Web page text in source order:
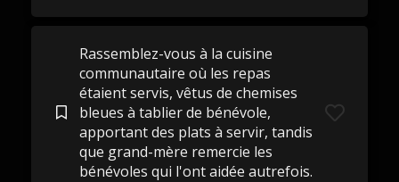
Rassemblez-vous à la cuisine
communautaire où les repas
étaient servis, vêtus de chemises
bleues à tablier de bénévole,
apportant des plats à servir, tandis
que grand-mère remercie les
bénévoles qui l'ont aidée autrefois.